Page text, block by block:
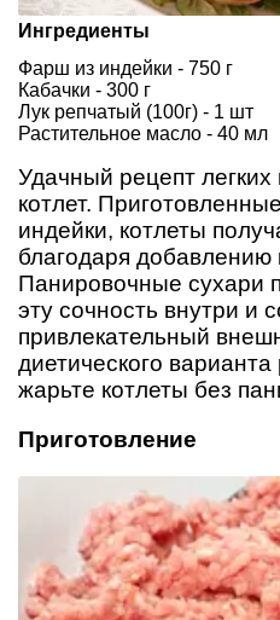
Ингредиенты
Фарш из индейки - 750 г
Кабачки - 300 г
Лук репчатый (100г) - 1 шт
Растительное масло - 40 мл
Удачный рецепт
котлет.
индейки, котлеты
благодаря добавлению
Панировочные сухари
эту сочность внутри и
привлекательный
диетического
жарьте котлеты без
Приготовление